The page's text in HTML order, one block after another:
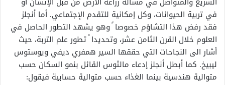
في تربية الحيوانات، وكل إمكانية للتقدم الإجتماعي. أما أنجلز
فقد رفض هذا التشاؤم خصوصا ً وهو يشهد التطور الحاصل في
العلوم خلال القرن الثامن عشر، وتحديدا ً تطور علم التربة، حيث
أشار الى النجاحات التي حققها السير همفري ديفي ويوستوس
ليبيخ. كما أبطل أنجلز إدعاء مالثوس القائل بنمو السكان حسب
متوالية هندسية بينما الغذاء حسب متوالية حسابية فيقول: